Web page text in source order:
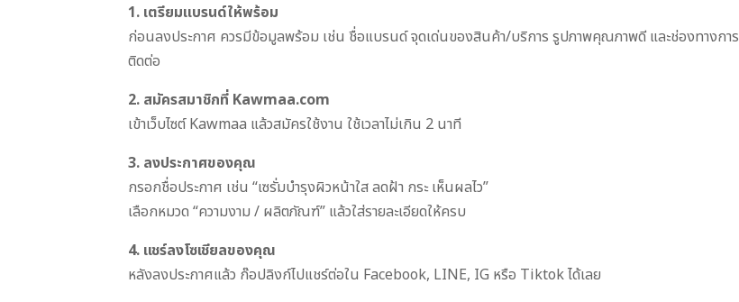
1. เตรียมแบรนด์ให้พร้อม
ก่อนลงประกาศ ควรมีข้อมูลพร้อม เช่น ชื่อแบรนด์ จุดเด่นของสินค้า/บริการ รูปภาพคุณภาพดี และช่องทางการ
ติดต่อ
2. สมัครสมาชิกที่ Kawmaa.com
เข้าเว็บไซต์ Kawmaa แล้วสมัครใช้งาน ใช้เวลาไม่เกิน 2 นาที
3. ลงประกาศของคุณ
กรอกชื่อประกาศ เช่น “เซรั่มบำรุงผิวหน้าใส ลดฝ้า กระ เห็นผลไว”
เลือกหมวด “ความงาม / ผลิตภัณฑ์” แล้วใส่รายละเอียดให้ครบ
4. แชร์ลงโซเชียลของคุณ
หลังลงประกาศแล้ว ก๊อปลิงก์ไปแชร์ต่อใน Facebook, LINE, IG หรือ Tiktok ได้เลย